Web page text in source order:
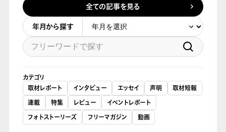
全ての記事を見る
年月から探す
カテゴリ
取材レポート
インタビュー エッセイ 声明
取材短報
連載
特集 レビュー
イベントレポート
フォトストーリーズ
フリーマガジン 動画